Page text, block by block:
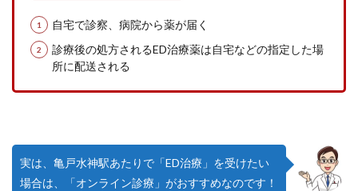
自宅で診察、病院から薬が届く
診療後の処方されるED治療薬は自宅などの指定した場
所に配送される
実は、亀戸水神駅あたりで「ED治療」を受けたい
場合は、「オンライン診療」がおすすめなのです！